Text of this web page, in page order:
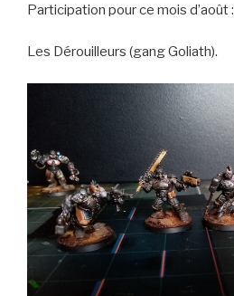
Participation pour ce mois d’août :
Les Dérouilleurs (gang Goliath).